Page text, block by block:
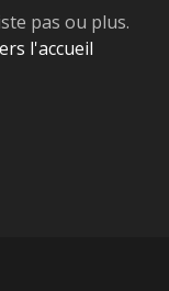
pas ou plus.
l'accueil